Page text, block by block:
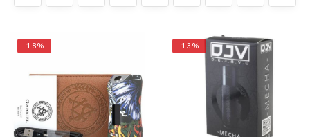
-18% -13%